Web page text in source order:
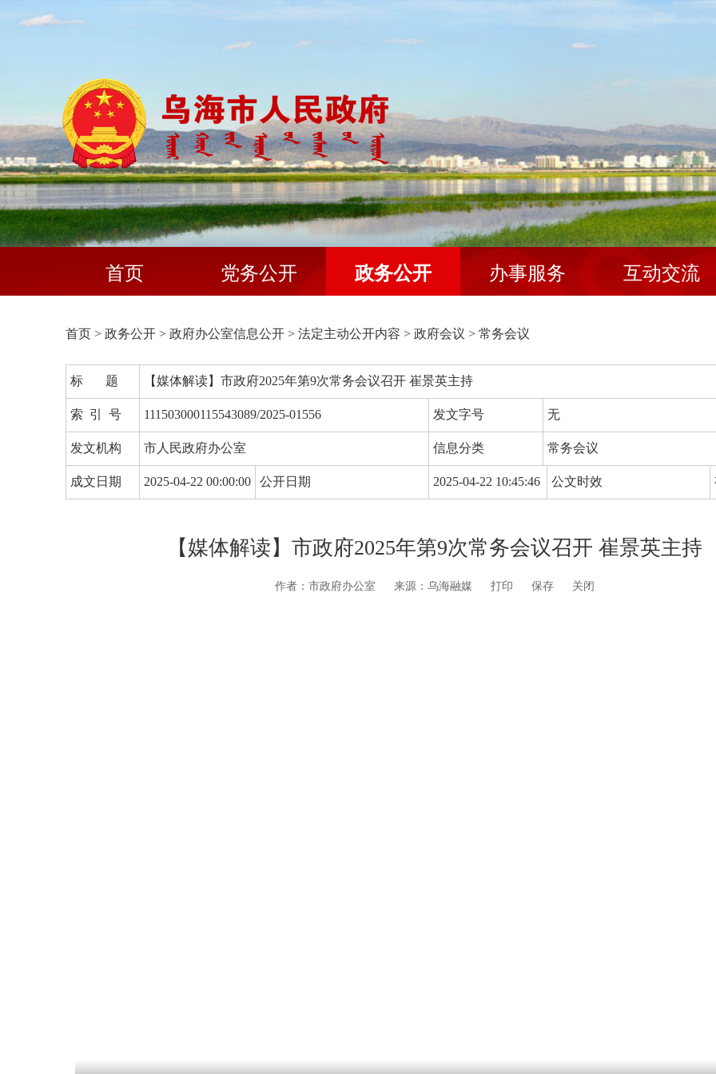
首页 党务公开 政务公开 办事服务 互动交流
首页 > 政务公开 > 政府办公室信息公开 > 法定主动公开内容 > 政府会议 > 常务会议
标 题 【媒体解读】市政府2025年第9次常务会议召开 崔景英主持
索 引 号 111503000115543089/2025-01556 发文字号 无
发文机构 市人民政府办公室 信息分类 常务会议
成文日期 2025-04-22 00:00:00 公开日期 2025-04-22 10:45:46 公文时效
【媒体解读】市政府2025年第9次常务会议召开 崔景英主持
作者：市政府办公室 来源：乌海融媒 打印 保存 关闭